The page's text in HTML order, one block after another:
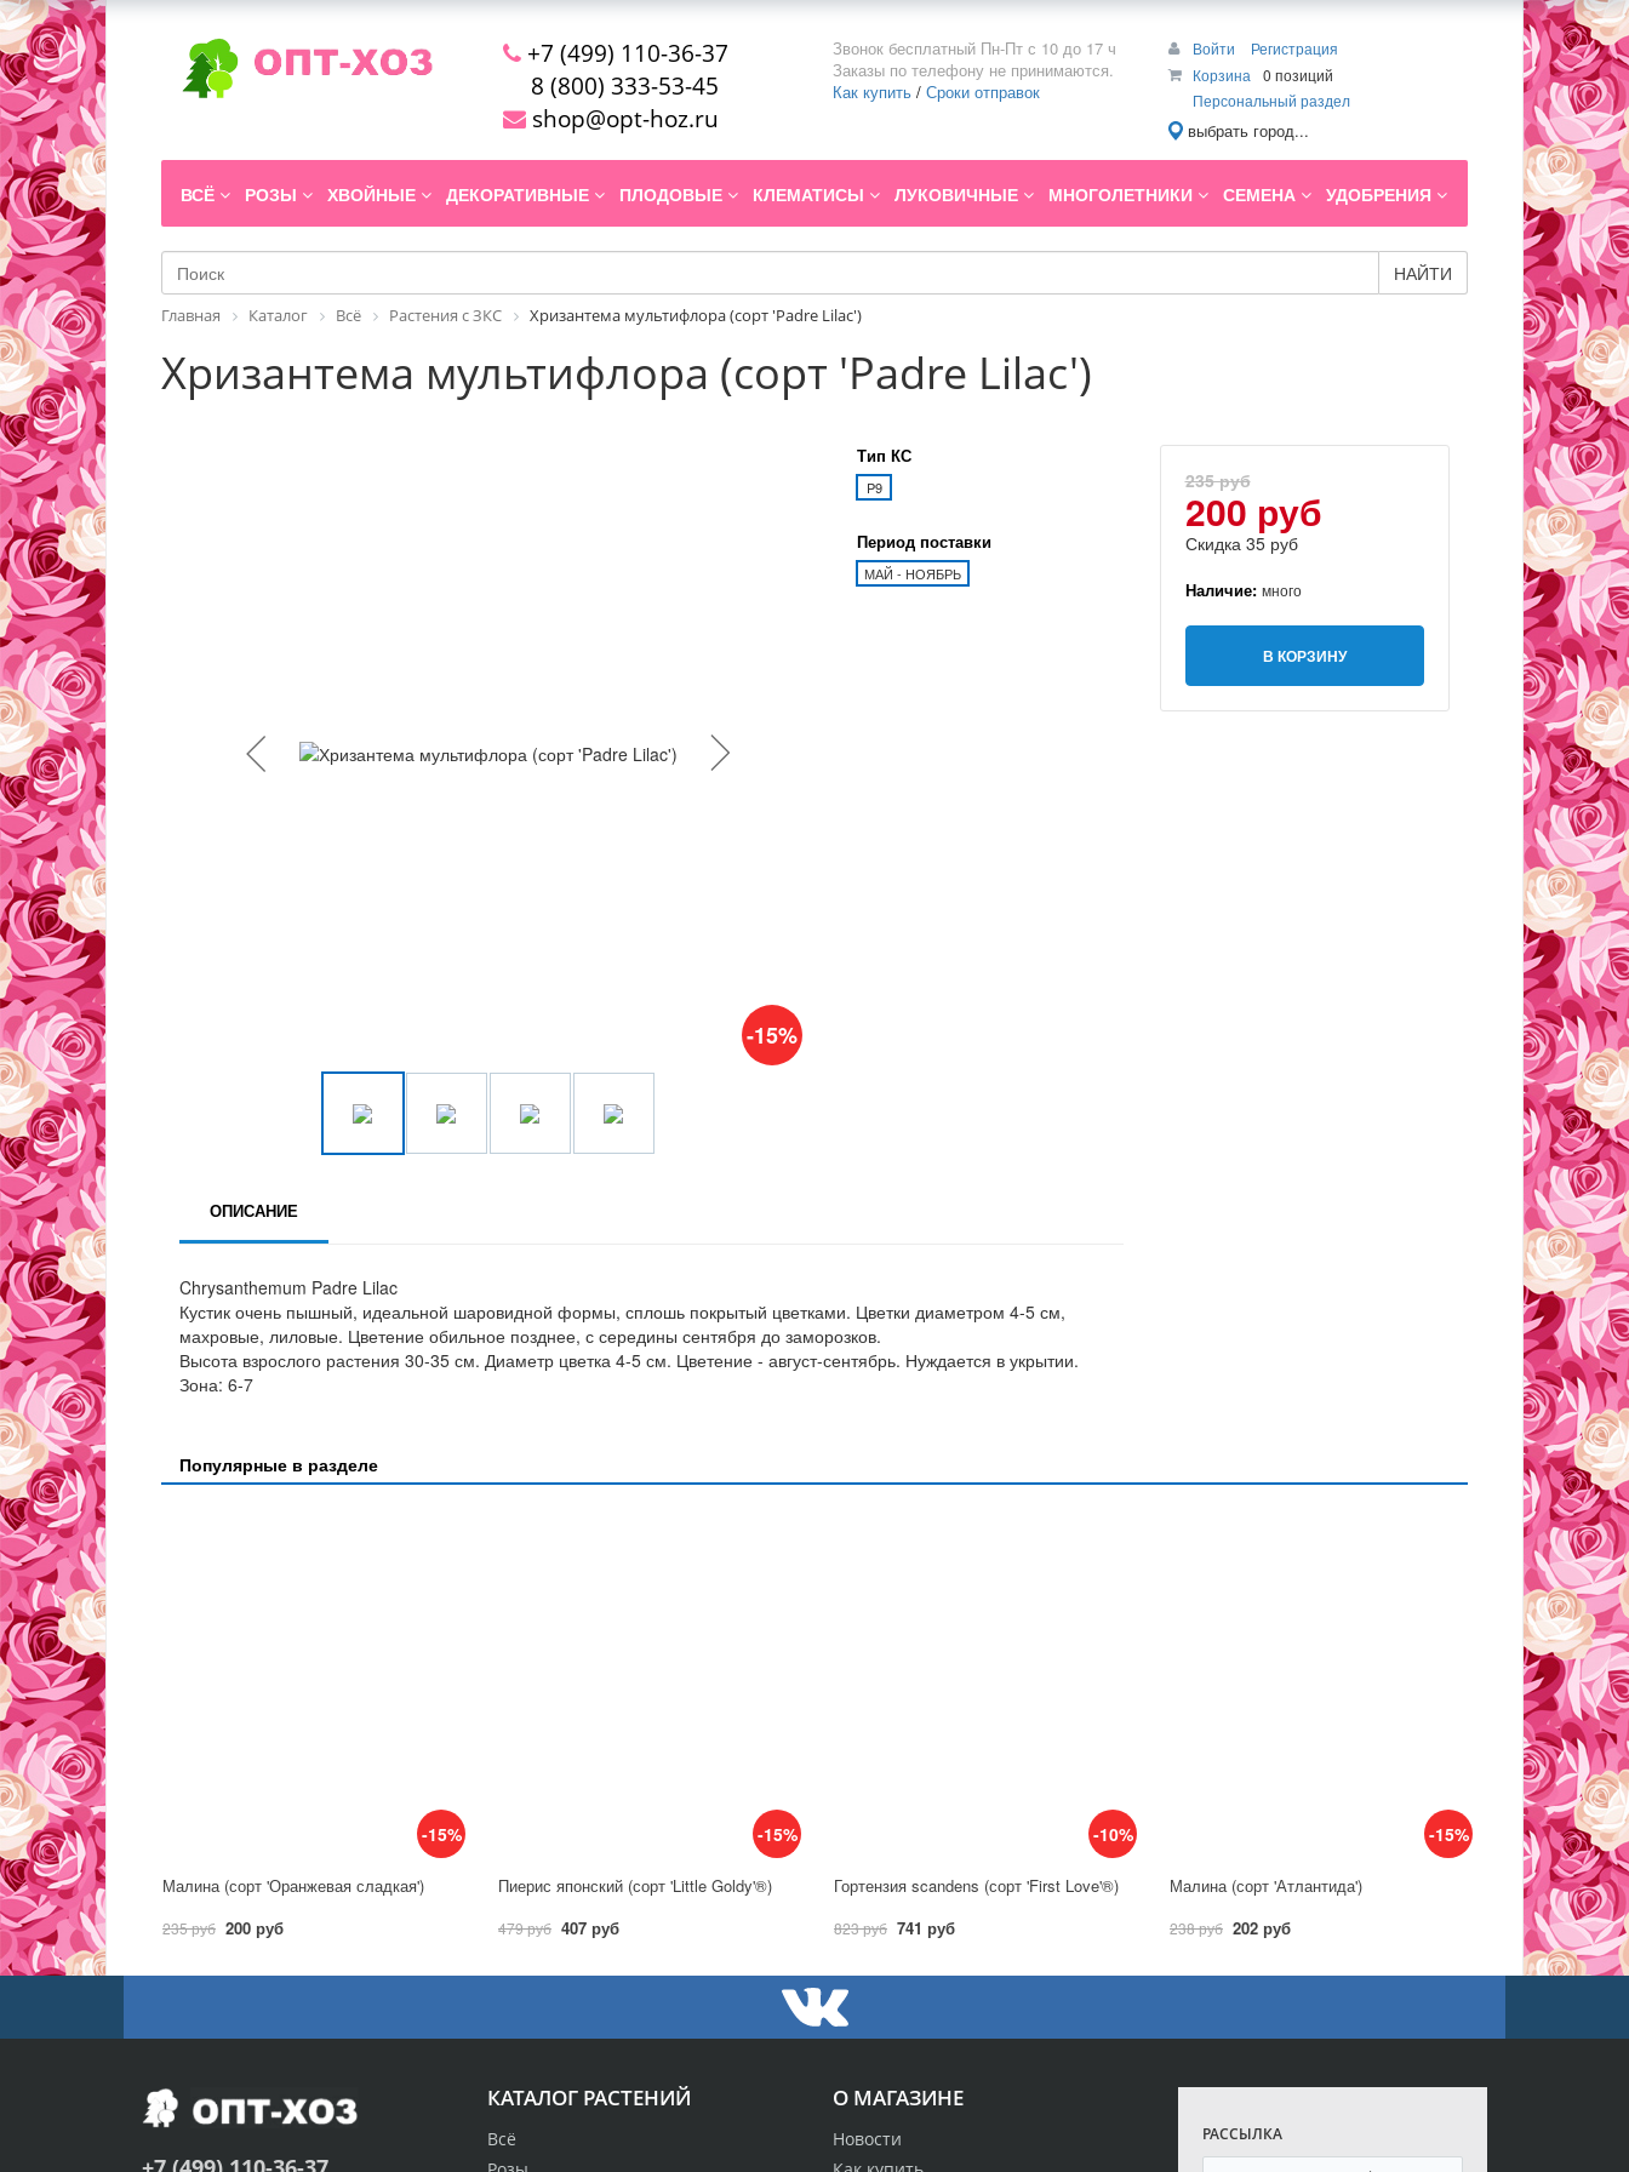
+7 (499) 110-36-37
8 (800) 333-53-45
shop@opt-hoz.ru
Звонок бесплатный Пн-Пт с 10 до 17 ч
Заказы по телефону не принимаются.
Как купить / Сроки отправок
Войти
Регистрация
Корзина
0 позиций
Персональный раздел
выбрать город...
ВСЁ РОЗЫ ХВОЙНЫЕ ДЕКОРАТИВНЫЕ ПЛОДОВЫЕ КЛЕМАТИСЫ ЛУКОВИЧНЫЕ МНОГОЛЕТНИКИ СЕМЕНА УДОБРЕНИЯ
НАЙТИ
Главная Каталог Всё Растения с ЗКС Хризантема мультифлора (сорт 'Padre Lilac')
Хризантема мультифлора (сорт 'Padre Lilac')
-15%
Тип КС
P9
Период поставки
МАЙ - НОЯБРЬ
235 руб
200 руб
Скидка 35 руб
Наличие: много
В КОРЗИНУ
ОПИСАНИЕ
Chrysanthemum Padre Lilac
Кустик очень пышный, идеальной шаровидной формы, сплошь покрытый цветками. Цветки диаметром 4-5 см,
махровые, лиловые. Цветение обильное позднее, с середины сентября до заморозков.
Высота взрослого растения 30-35 см. Диаметр цветка 4-5 см. Цветение - август-сентябрь. Нуждается в укрытии.
Зона: 6-7
Популярные в разделе
-15%
Малина (сорт 'Оранжевая сладкая')
235 руб 200 руб
-15%
Пиерис японский (сорт 'Little Goldy'®)
479 руб 407 руб
-10%
Гортензия scandens (сорт 'First Love'®)
823 руб 741 руб
-15%
Малина (сорт 'Атлантида')
238 руб 202 руб
О МАГАЗИНЕ
Новости
КАТАЛОГ РАСТЕНИЙ
Всё
РАССЫЛКА